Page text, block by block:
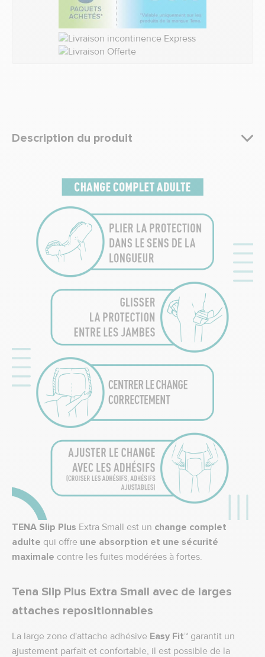
Description du produit
TENA Slip Plus Extra Small est un change complet
adulte qui offre une absorption et une sécurité
maximale contre les fuites modérées à fortes.
Tena Slip Plus Extra Small avec de larges
attaches repositionnables
La large zone d'attache adhésive Easy Fit™ garantit un
ajustement parfait et confortable, il est possible de la